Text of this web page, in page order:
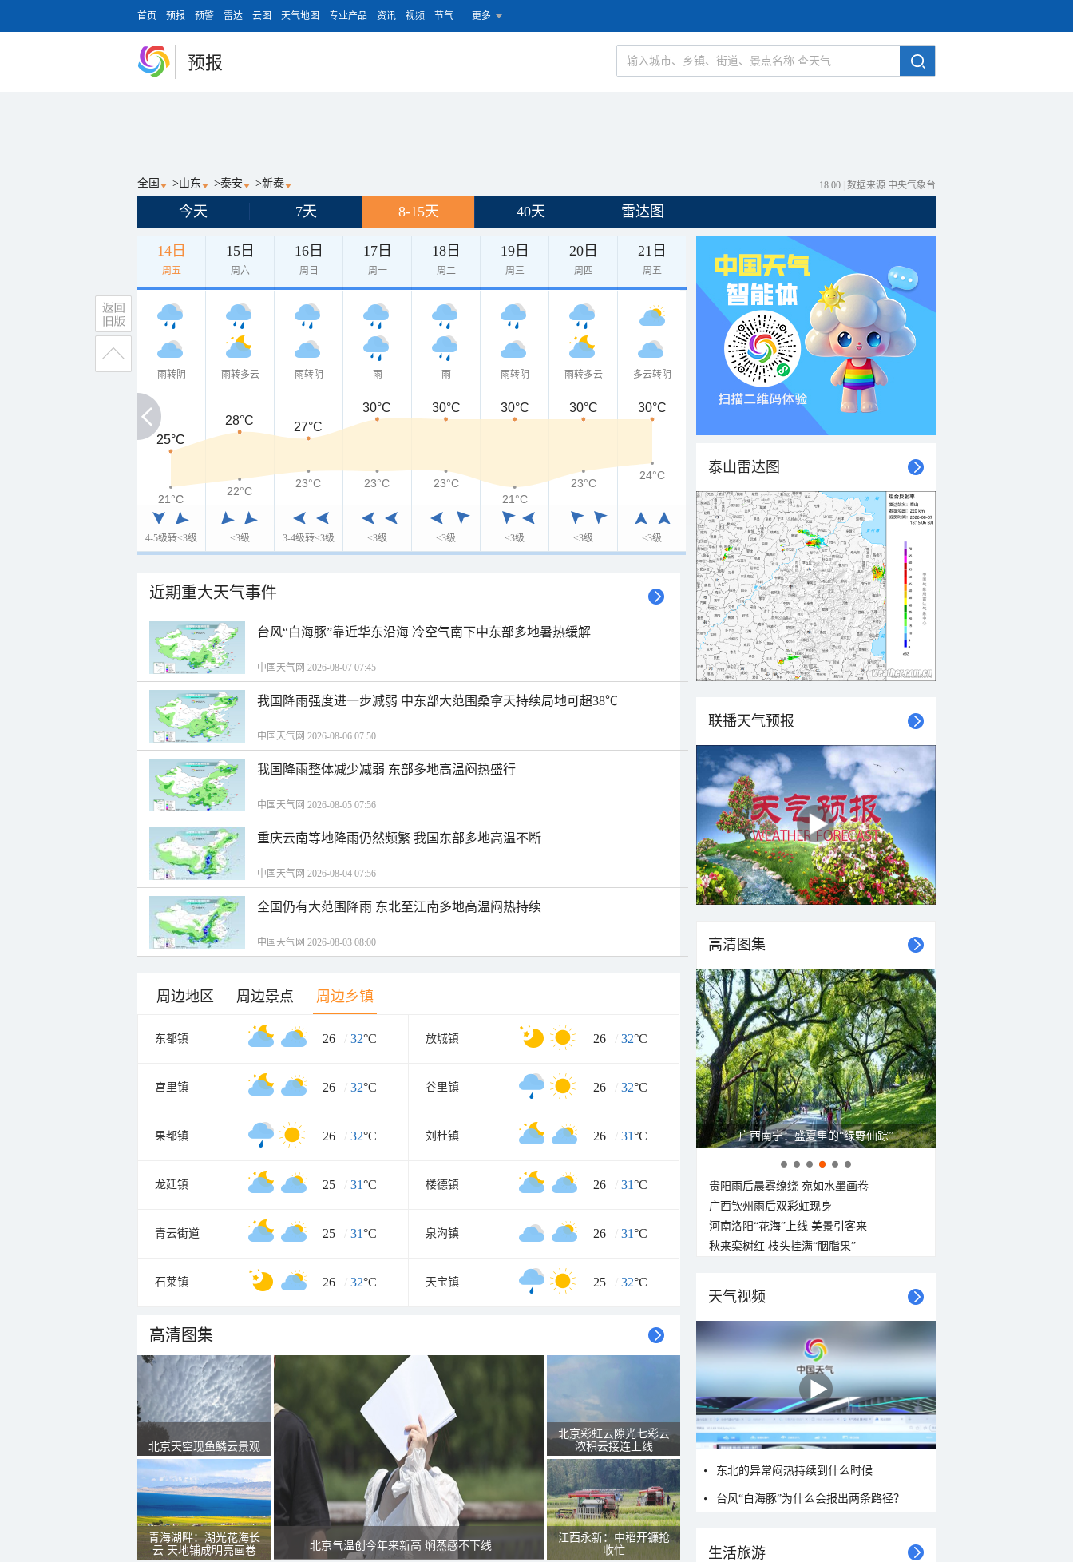
首页 预报 预警 雷达 云图 天气地图 专业产品 资讯 视频 节气 更多
预报
全国 >山东 >泰安 >新泰 18:00 数据来源 中央气象台
今天 7天 8-15天 40天 雷达图
14日
周五
15日
周六
16日
周日
17日
周一
18日
周二
19日
周三
20日
周四
21日
周五
雨转阴
4-5级转<3级
雨转多云
<3级
雨转阴
3-4级转<3级
雨
<3级
雨
<3级
雨转阴
<3级
雨转多云
<3级
多云转阴
<3级
25°C
25°C
28°C 27°C
30°C 30°C 30°C 30°C 30°C
21°C
21°C
22°C
23°C 23°C
23°C
21°C
23°C
24°C
近期重大天气事件
台风“白海豚”靠近华东沿海 冷空气南下中东部多地暑热缓解
中国天气网 2026-08-07 07:45
我国降雨强度进一步减弱 中东部大范围桑拿天持续局地可超38℃
中国天气网 2026-08-06 07:50
我国降雨整体减少减弱 东部多地高温闷热盛行
中国天气网 2026-08-05 07:56
重庆云南等地降雨仍然频繁 我国东部多地高温不断
中国天气网 2026-08-04 07:56
全国仍有大范围降雨 东北至江南多地高温闷热持续
中国天气网 2026-08-03 08:00
周边地区 周边景点 周边乡镇
东都镇 26 / 32°C 放城镇 26 / 32°C
宫里镇 26 / 32°C 谷里镇 26 / 32°C
果都镇 26 / 32°C 刘杜镇 26 / 31°C
龙廷镇 25 / 31°C 楼德镇 26 / 31°C
青云街道 25 / 31°C 泉沟镇 26 / 31°C
石莱镇 26 / 32°C 天宝镇 25 / 32°C
高清图集
北京天空现鱼鳞云景观
青海湖畔：湖光花海长
云 天地铺成明亮画卷
北京气温创今年来新高 焖蒸感不下线
北京彩虹云隙光七彩云
浓积云接连上线
江西永新：中稻开镰抢
收忙
泰山雷达图
联播天气预报
高清图集
广西南宁：盛夏里的“绿野仙踪”
贵阳雨后晨雾缭绕 宛如水墨画卷
广西钦州雨后双彩虹现身
河南洛阳“花海”上线 美景引客来
秋来栾树红 枝头挂满“胭脂果”
天气视频
东北的异常闷热持续到什么时候
台风“白海豚”为什么会报出两条路径？
生活旅游